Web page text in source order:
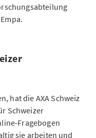
hat die AXA Schweiz
Schweizer
Fragebogen
sie arbeiten und